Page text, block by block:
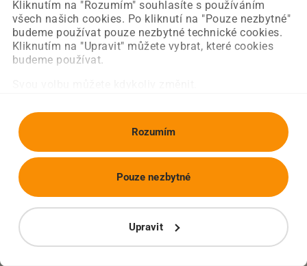
Kliknutím na "Rozumím" souhlasíte s používáním
všech našich cookies. Po kliknutí na "Pouze nezbytné"
budeme používat pouze nezbytné technické cookies.
Kliknutím na "Upravit" můžete vybrat, které cookies
budeme používat.
Rozumím
Upravit
Pouze nezbytné
Obnovit stránku Úvodní strana